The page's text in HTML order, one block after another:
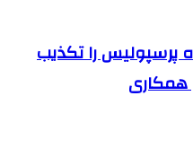
پرسپولیس را تکذیب
همکاری